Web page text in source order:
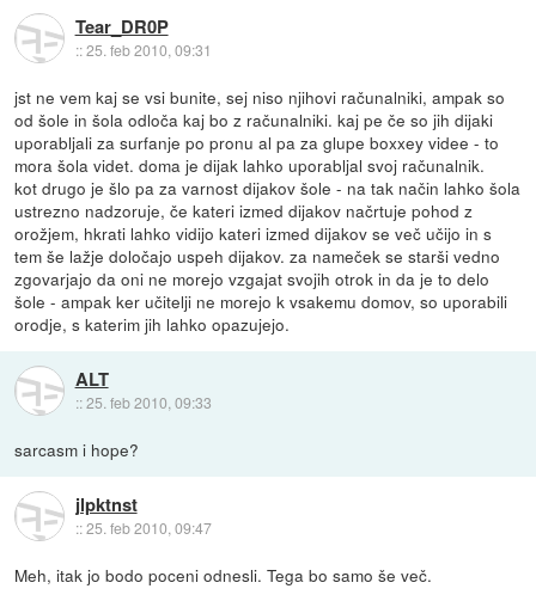
Tear_DR0P
::25. feb 2010, 09:31
jst ne vem kaj se vsi bunite, sej niso njihovi računalniki, ampak so
od šole in šola odloča kaj bo z računalniki. kaj pe če so jih dijaki
uporabljali za surfanje po pronu al pa za glupe boxxey videe - to
mora šola videt. doma je dijak lahko uporabljal svoj računalnik.
kot drugo je šlo pa za varnost dijakov šole - na tak način lahko šola
ustrezno nadzoruje, če kateri izmed dijakov načrtuje pohod z
orožjem, hkrati lahko vidijo kateri izmed dijakov se več učijo in s
tem še lažje določajo uspeh dijakov. za nameček se starši vedno
zgovarjajo da oni ne morejo vzgajat svojih otrok in da je to delo
šole - ampak ker učitelji ne morejo k vsakemu domov, so uporabili
orodje, s katerim jih lahko opazujejo.
ALT
::25. feb 2010, 09:33
sarcasm i hope?
jlpktnst
::25. feb 2010, 09:47
Meh, itak jo bodo poceni odnesli. Tega bo samo še več.